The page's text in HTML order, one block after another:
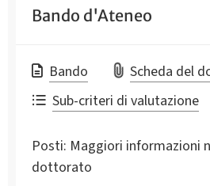
Bando d'Ateneo
Bando
Scheda del
Sub-criteri di valutazione
Posti: Maggiori informazioni
dottorato